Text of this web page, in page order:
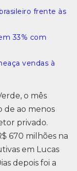
frente às
33% com
vendas à
o mês
ao menos
privado.
670 milhões na
em Lucas
depois foi a